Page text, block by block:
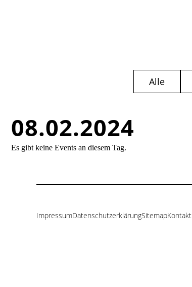
08.02.2024
Alle
Es gibt keine Events an diesem Tag.
Navigation
ImpressumDatenschutzerklärungSitemapKontakt